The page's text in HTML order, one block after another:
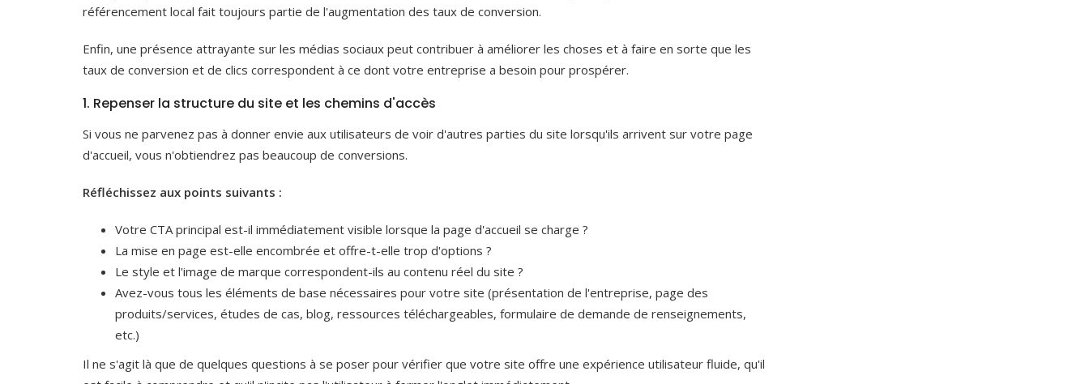
référencement local fait toujours partie de l'augmentation des taux de conversion.
Enfin, une présence attrayante sur les médias sociaux peut contribuer à améliorer les choses et à faire en sorte que les
taux de conversion et de clics correspondent à ce dont votre entreprise a besoin pour prospérer.
1. Repenser la structure du site et les chemins d'accès
Si vous ne parvenez pas à donner envie aux utilisateurs de voir d'autres parties du site lorsqu'ils arrivent sur votre page
d'accueil, vous n'obtiendrez pas beaucoup de conversions.
Réfléchissez aux points suivants :
Votre CTA principal est-il immédiatement visible lorsque la page d'accueil se charge ?
La mise en page est-elle encombrée et offre-t-elle trop d'options ?
Le style et l'image de marque correspondent-ils au contenu réel du site ?
Avez-vous tous les éléments de base nécessaires pour votre site (présentation de l'entreprise, page des
produits/services, études de cas, blog, ressources téléchargeables, formulaire de demande de renseignements,
etc.)
Il ne s'agit là que de quelques questions à se poser pour vérifier que votre site offre une expérience utilisateur fluide, qu'il